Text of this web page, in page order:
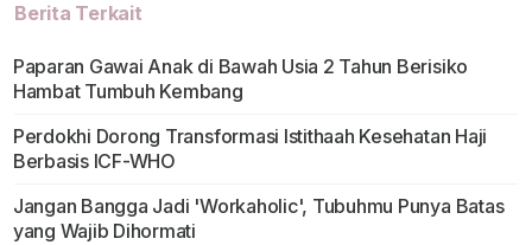
Berita Terkait
Paparan Gawai Anak di Bawah Usia 2 Tahun Berisiko
Hambat Tumbuh Kembang
Perdokhi Dorong Transformasi Istithaah Kesehatan Haji
Berbasis ICF-WHO
Jangan Bangga Jadi 'Workaholic', Tubuhmu Punya Batas
yang Wajib Dihormati